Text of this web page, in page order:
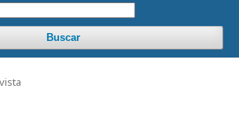
Buscar